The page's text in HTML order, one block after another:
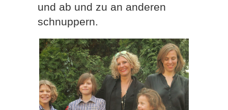
und ab und zu an anderen
schnuppern.